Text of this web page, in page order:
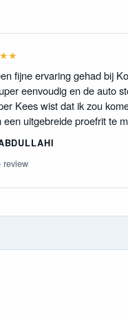
★★
fijne ervaring gehad bij
eenvoudig en de auto
Kees wist dat ik zou
een uitgebreide proefrit te
review